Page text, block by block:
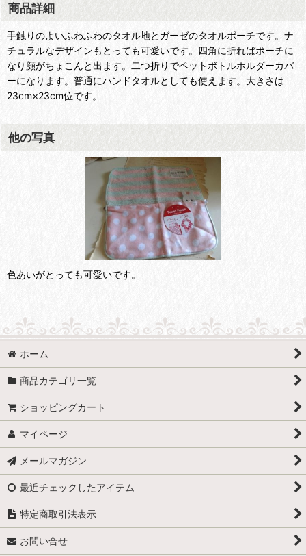
商品詳細
手触りのよいふわふわのタオル地とガーゼのタオルポーチです。ナ
チュラルなデザインもとっても可愛いです。四角に折ればポーチに
なり顔がちょこんと出ます。二つ折りでペットボトルホルダーカバ
ーになります。普通にハンドタオルとしても使えます。大きさは
23cm×23cm位です。
他の写真
色あいがとっても可愛いです。
ホーム
商品カテゴリ一覧
ショッピングカート
マイページ
メールマガジン
最近チェックしたアイテム
特定商取引法表示
お問い合せ